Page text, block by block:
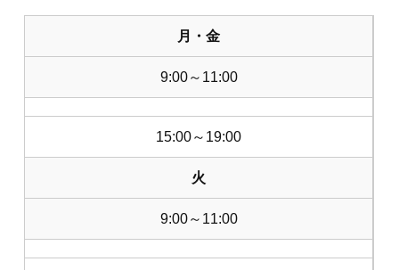
月・金
9:00～11:00
15:00～19:00
火
9:00～11:00